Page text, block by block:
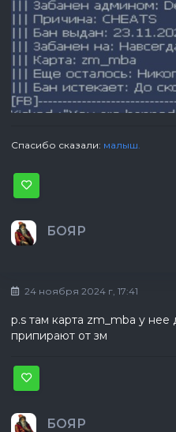
Спасибо сказали: малыш.
БОЯР
24 ноября 2024 г, 17:41
p.s там карта zm_mba у
припирают от зм
БОЯР